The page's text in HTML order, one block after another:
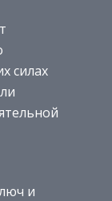
силах
и